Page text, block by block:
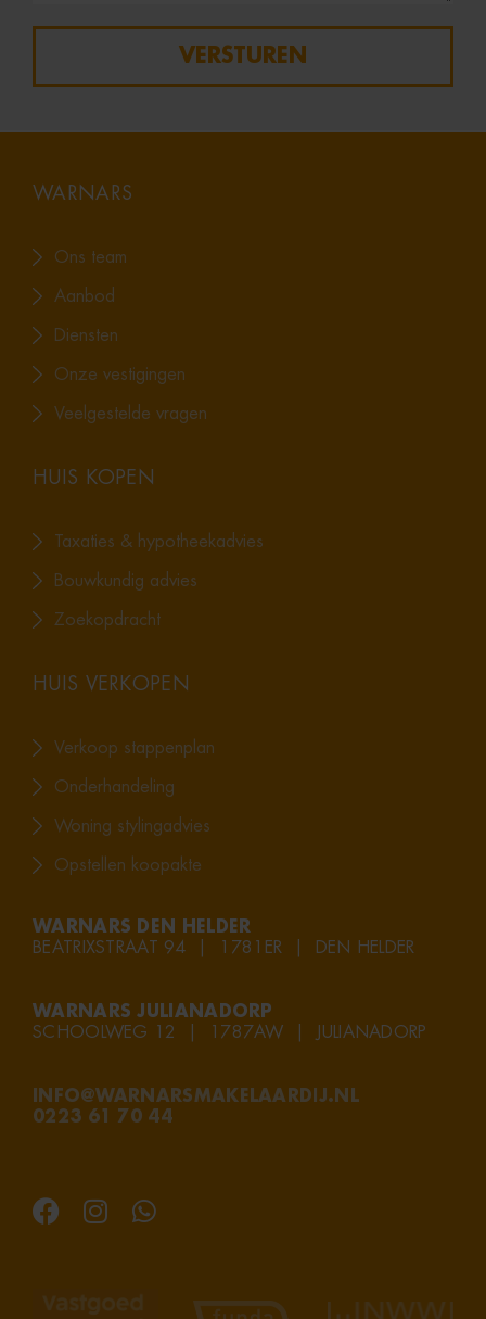
VERSTUREN
WARNARS
Ons team
Aanbod
Diensten
Onze vestigingen
Veelgestelde vragen
HUIS KOPEN
Taxaties & hypotheekadvies
Bouwkundig advies
Zoekopdracht
HUIS VERKOPEN
Verkoop stappenplan
Onderhandeling
Woning stylingadvies
Opstellen koopakte
WARNARS DEN HELDER
BEATRIXSTRAAT 94 | 1781ER | DEN HELDER
WARNARS JULIANADORP
SCHOOLWEG 12 | 1787AW | JULIANADORP
INFO@WARNARSMAKELAARDIJ.NL
0223 61 70 44